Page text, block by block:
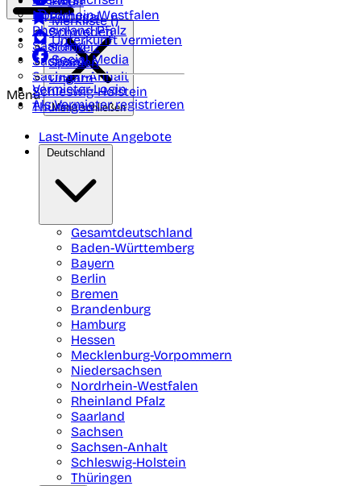
Nordrhein-Westfalen
Rheinland Pfalz
Saarland
Sachsen
Sachsen-Anhalt
Schleswig-Holstein
Thüringen
Portugal
Schweden
Schweiz
Spanien
Ungarn
Merkliste ()
Unterkunft vermieten
Social Media
Vermieter-Login
Als Vermieter registrieren
Menü
Menü schließen
Last-Minute Angebote
Deutschland
Gesamtdeutschland
Baden-Württemberg
Bayern
Berlin
Bremen
Brandenburg
Hamburg
Hessen
Mecklenburg-Vorpommern
Niedersachsen
Nordrhein-Westfalen
Rheinland Pfalz
Saarland
Sachsen
Sachsen-Anhalt
Schleswig-Holstein
Thüringen